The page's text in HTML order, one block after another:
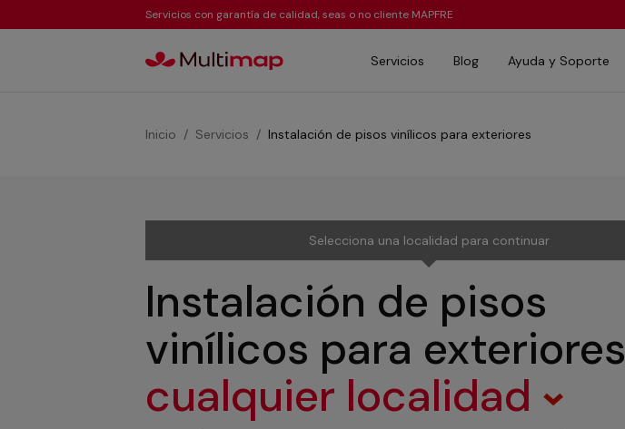
Servicios con garantía de calidad, seas o no cliente MAPFRE
Servicios Blog Ayuda y Soporte
Inicio Servicios Instalación de pisos vinílicos para exteriores
Selecciona una localidad para continuar
Instalación de pisos
vinílicos para exteriores
cualquier localidad